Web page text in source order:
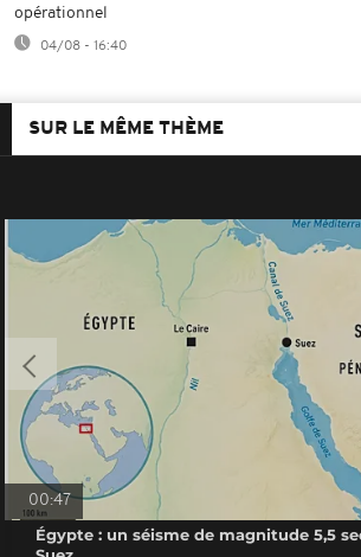
opérationnel
04/08 - 16:40
SUR LE MÊME THÈME
00:47
Égypte : un séisme de magnitude 5,5